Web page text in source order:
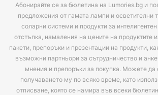
Абонирайте се за бюлетина на Lumories.bg и
предложения от гамата лампи и осветителни
соларни системи и продукти за
отстъпка, намаления на цените на продуктите
пакети, препоръки и презентации на продукти,
възможни партньори за сътрудничество и
мнения и препоръки за покупка. Можете да
получаването му по всяко време, като
отписване, която се намира във всеки